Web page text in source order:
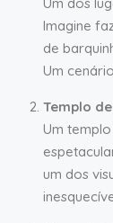
Imagine
de
Um
Templo
Um
um dos